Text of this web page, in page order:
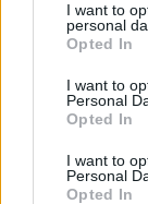
I want to
personal
Opted In
I want to
Personal
Opted In
I want to
Personal
Opted In
31.07.2026 12:48